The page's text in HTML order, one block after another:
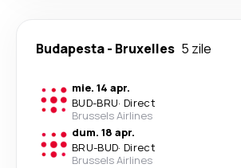
Budapesta- Bruxelles 5 zile
mie. 14 apr.
BUD-BRU· Direct
Brussels Airlines
dum. 18 apr.
BRU-BUD· Direct
Brussels Airlines